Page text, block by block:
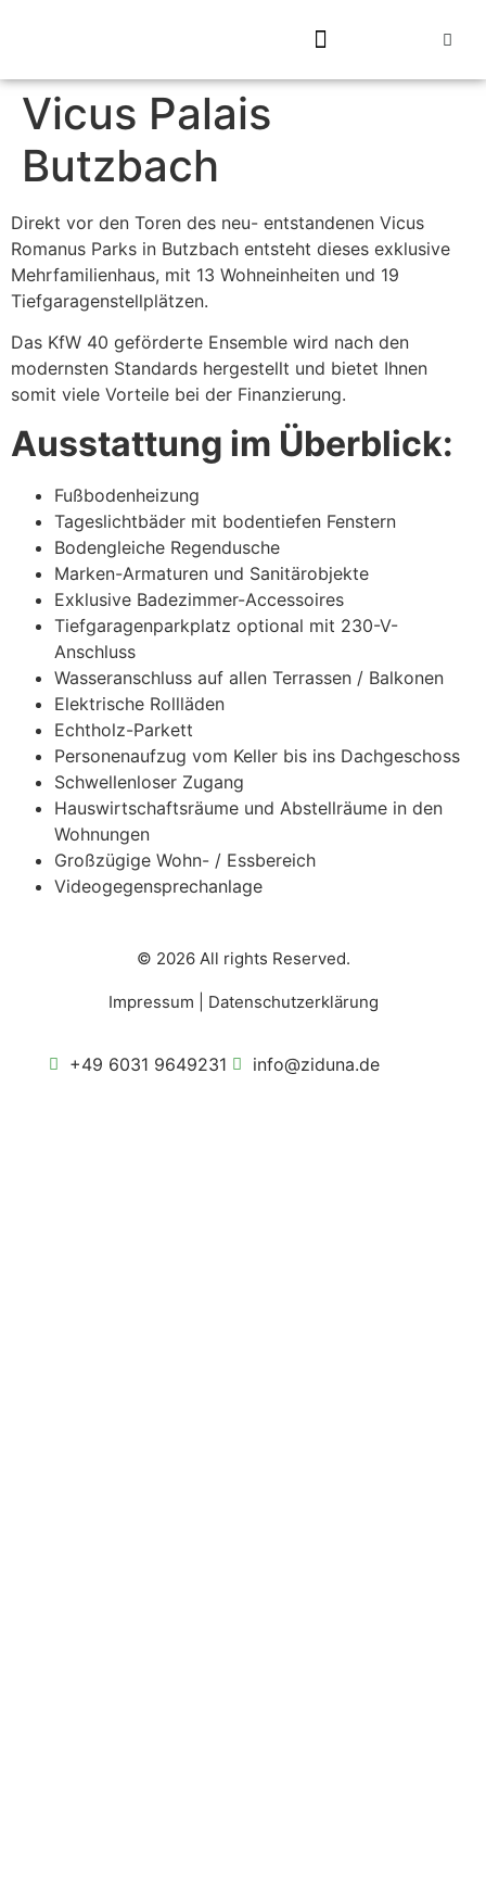
Vicus Palais
Butzbach
Direkt vor den Toren des neu- entstandenen Vicus
Romanus Parks in Butzbach entsteht dieses exklusive
Mehrfamilienhaus, mit 13 Wohneinheiten und 19
Tiefgaragenstellplätzen.
Das KfW 40 geförderte Ensemble wird nach den
modernsten Standards hergestellt und bietet Ihnen
somit viele Vorteile bei der Finanzierung.
Ausstattung im Überblick:
Fußbodenheizung
Tageslichtbäder mit bodentiefen Fenstern
Bodengleiche Regendusche
Marken-Armaturen und Sanitärobjekte
Exklusive Badezimmer-Accessoires
Tiefgaragenparkplatz optional mit 230-V-
Anschluss
Wasseranschluss auf allen Terrassen / Balkonen
Elektrische Rollläden
Echtholz-Parkett
Personenaufzug vom Keller bis ins Dachgeschoss
Schwellenloser Zugang
Hauswirtschaftsräume und Abstellräume in den
Wohnungen
Großzügige Wohn- / Essbereich
Videogegensprechanlage
© 2026 All rights Reserved.
Impressum Datenschutzerklärung
+49 6031 9649231 info@ziduna.de